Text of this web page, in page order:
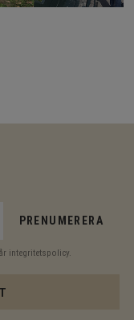
PRENUMERERA
integritetspolicy.